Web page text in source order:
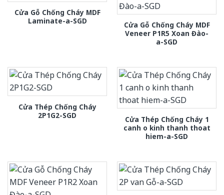
Cửa Gỗ Chống Cháy MDF
Laminate-a-SGD
Cửa Gỗ Chống Cháy MDF
Veneer P1R5 Xoan Đào-
a-SGD
Cửa Thép Chống Cháy
2P1G2-SGD
Cửa Thép Chống Cháy 1
canh o kinh thanh thoat
hiem-a-SGD